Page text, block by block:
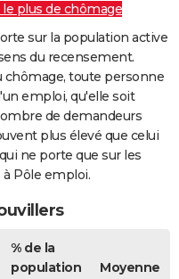
plus de chômage
sur la population active
du recensement.
toute personne
emploi, qu'elle soit
de demandeurs
plus élevé que celui
ne porte que sur les
Pôle emploi.
% de la
population
Moyenne